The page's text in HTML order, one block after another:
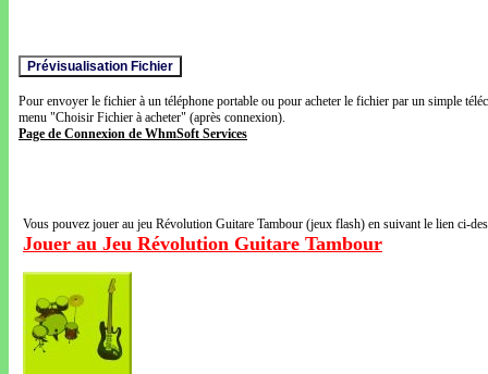
Pour envoyer le fichier à un téléphone portable ou pour acheter le fichier par un simple
menu "Choisir Fichier à acheter" (après connexion).
Page de Connexion de WhmSoft Services
Vous pouvez jouer au jeu Révolution Guitare Tambour (jeux flash) en suivant le lien ci-
Jouer au Jeu Révolution Guitare Tambour